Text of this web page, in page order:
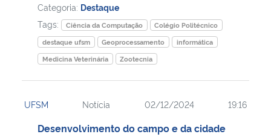
Categoria: Destaque
Tags:
Ciência da Computação
Colégio Politécnico
destaque ufsm
Geoprocessamento
informática
Medicina Veterinária
Zootecnia
UFSM Notícia 02/12/2024 19:16
Desenvolvimento do campo e da cidade